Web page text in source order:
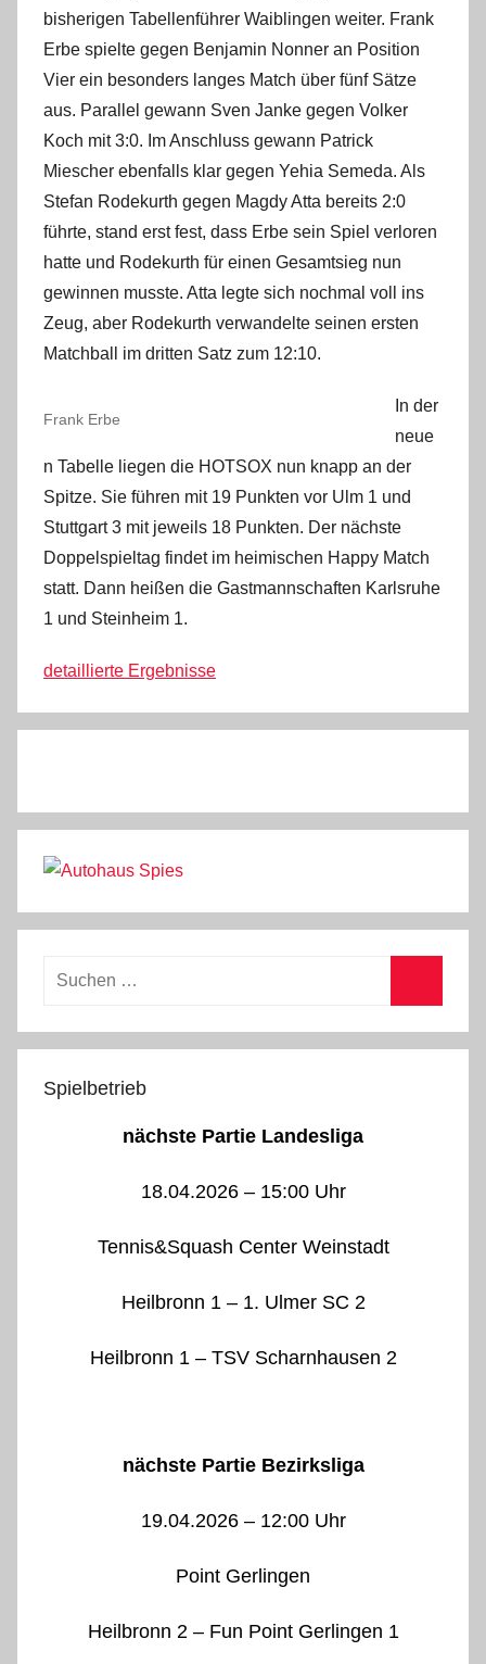
bisherigen Tabellenführer Waiblingen weiter. Frank
Erbe spielte gegen Benjamin Nonner an Position
Vier ein besonders langes Match über fünf Sätze
aus. Parallel gewann Sven Janke gegen Volker
Koch mit 3:0. Im Anschluss gewann Patrick
Miescher ebenfalls klar gegen Yehia Semeda. Als
Stefan Rodekurth gegen Magdy Atta bereits 2:0
führte, stand erst fest, dass Erbe sein Spiel verloren
hatte und Rodekurth für einen Gesamtsieg nun
gewinnen musste. Atta legte sich nochmal voll ins
Zeug, aber Rodekurth verwandelte seinen ersten
Matchball im dritten Satz zum 12:10.
Frank Erbe
In der
neue
n Tabelle liegen die HOTSOX nun knapp an der
Spitze. Sie führen mit 19 Punkten vor Ulm 1 und
Stuttgart 3 mit jeweils 18 Punkten. Der nächste
Doppelspieltag findet im heimischen Happy Match
statt. Dann heißen die Gastmannschaften Karlsruhe
1 und Steinheim 1.
detaillierte Ergebnisse
Suchen
Spielbetrieb
nächste Partie Landesliga
18.04.2026 – 15:00 Uhr
Tennis&Squash Center Weinstadt
Heilbronn 1 – 1. Ulmer SC 2
Heilbronn 1 – TSV Scharnhausen 2
nächste Partie Bezirksliga
19.04.2026 – 12:00 Uhr
Point Gerlingen
Heilbronn 2 – Fun Point Gerlingen 1